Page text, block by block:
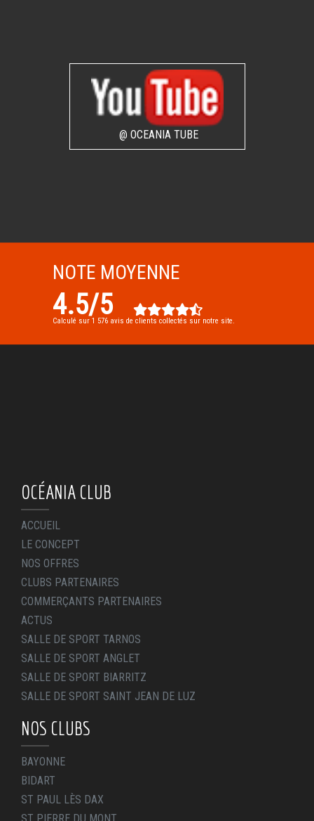
@ OCEANIA TUBE
NOTE MOYENNE
4.5/5
Calculé sur 1 576 avis de clients collectés sur notre site.
OCÉANIA CLUB
ACCUEIL
LE CONCEPT
NOS OFFRES
CLUBS PARTENAIRES
COMMERÇANTS PARTENAIRES
ACTUS
SALLE DE SPORT TARNOS
SALLE DE SPORT ANGLET
SALLE DE SPORT BIARRITZ
SALLE DE SPORT SAINT JEAN DE LUZ
NOS CLUBS
BAYONNE
BIDART
ST PAUL LÈS DAX